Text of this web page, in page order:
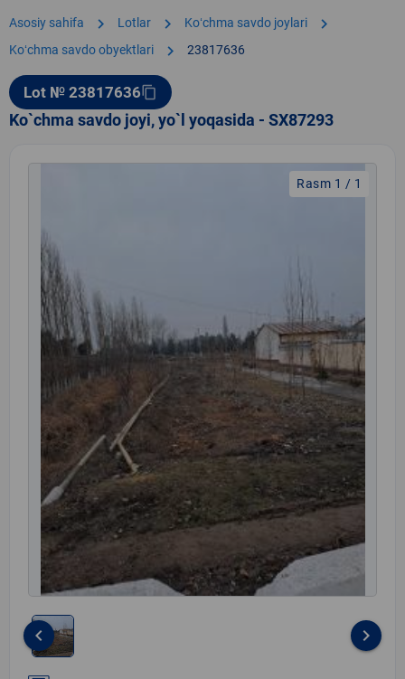
Asosiy sahifa chevron_right Lotlar chevron_right Koʻchma savdo joylari chevron_right
Koʻchma savdo obyektlari chevron_right 23817636
Lot № 23817636content_copy
Ko`chma savdo joyi, yo`l yoqasida - SX87293
Rasm 1 / 1
keyboard_arrow_left keyboard_arrow_right